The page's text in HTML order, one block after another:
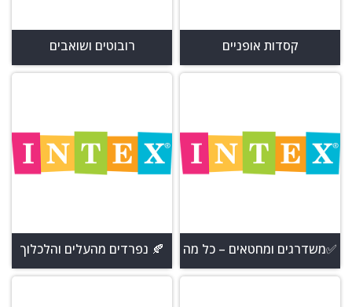
קסדות אופניים רובוטים ושואבים
✅משדרגים ומחטאים – כל מה
שצריך לבריכה
🍂 נפרדים מהעלים והלכלוך